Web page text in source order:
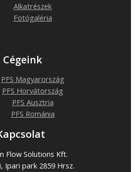
Alkatrészek
Fotógaléria
Cégeink
PFS Magyarország
PFS Horvátország
PFS Ausztria
PFS Románia
Flow Solutions Kft.
Ipari park 2859 Hrsz.